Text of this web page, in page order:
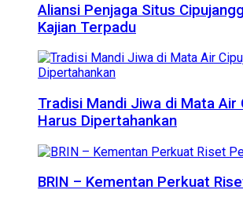
Aliansi Penjaga Situs
Kajian Terpadu
Tradisi Mandi Jiwa di Mata Air
Harus Dipertahankan
BRIN – Kementan Perkuat